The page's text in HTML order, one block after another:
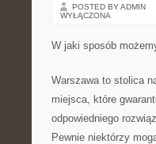
POSTED BY ADMIN
WYŁĄCZONA
W jaki sposób
Warszawa to stolica
miejsca, które
odpowiedniego
Pewnie niektórzy